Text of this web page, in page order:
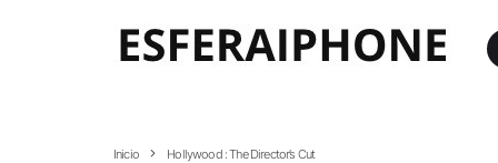
Inicio Hollywood : The Director’s Cut